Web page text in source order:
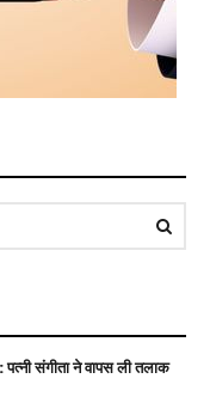
संगीता ने वापस ली तलाक